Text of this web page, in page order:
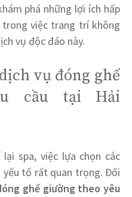
phá những lợi ích hấp
việc trang trí không
vụ độc đáo này.
vụ đóng ghế
cầu tại Hải
spa, việc lựa chọn các
yếu tố rất quan trọng. Đối
ghế giường theo yêu